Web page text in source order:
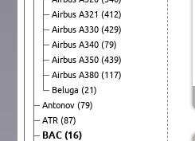
Airbus A321 (412)
Airbus A330 (429)
Airbus A340 (79)
Airbus A350 (439)
Airbus A380 (117)
Beluga (21)
Antonov (79)
ATR (87)
BAC (16)